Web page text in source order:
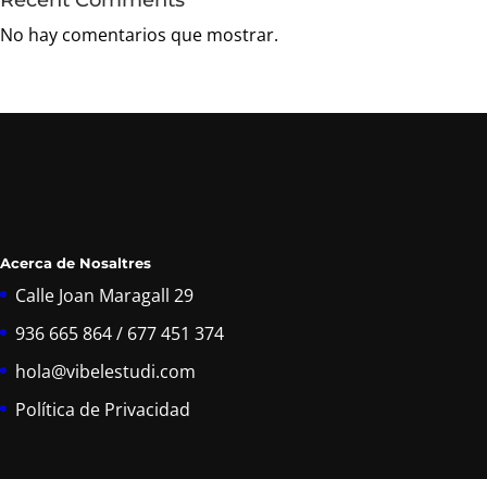
No hay comentarios que mostrar.
Acerca de Nosaltres
Calle Joan Maragall 29
936 665 864 / 677 451 374
hola@vibelestudi.com
Política de Privacidad